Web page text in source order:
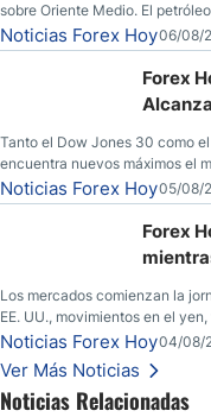
sobre Oriente Medio. El
y los operadores esperan
Unidos.
Noticias Forex Hoy06/08/
Forex
Tanto el Dow Jones 30 como
encuentra nuevos máximos el
llamadas de ganancias; el
esperanzas; el dólar
yen; el peso mexicano ve un
Noticias Forex Hoy05/08/
Forex
Los mercados comienzan la
EE. UU., movimientos en el
seguridad en Bitcoin y nuevas
Noticias Forex Hoy04/08/
Ver Más Noticias
Noticias Relacionadas